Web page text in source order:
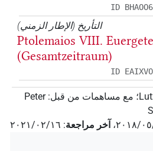
ID
التأريخ (الإطار الزمني)
Ptolemaios VIII.
(Gesamtzeitraum)
ID
؛ مع مساهمات من قبل:
Peter
٠٥/٢٢، آخر مراجعة: ٢٠٢١/٠٢/١٦